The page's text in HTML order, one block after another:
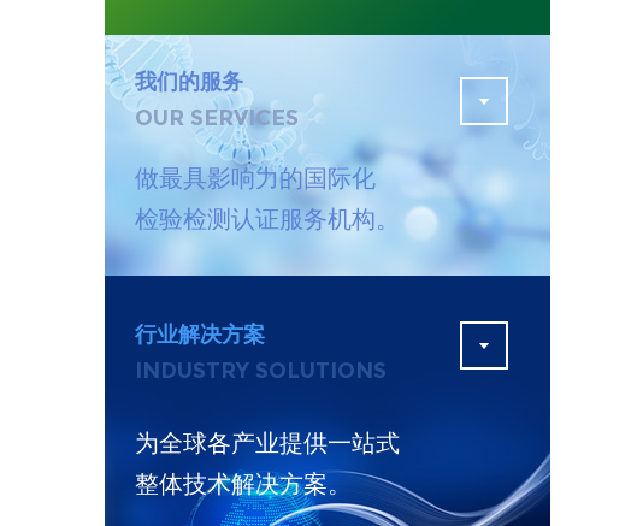
固废处理工程
更多
我们的服务
OUR SERVICES
做最具影响力的国际化
检验检测认证服务机构。
行业解决方案
INDUSTRY SOLUTIONS
为全球各产业提供一站式
整体技术解决方案。